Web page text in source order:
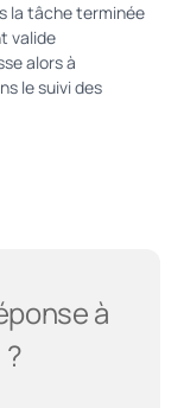
la tâche terminée
valide
alors à
le suivi des